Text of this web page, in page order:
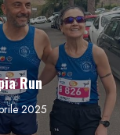
Run
2025